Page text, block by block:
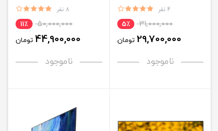
4 نفر
31,000,000 5٪
29,700,000 تومان
ناموجود
8 نفر
50,000,000 11٪
44,900,000 تومان
ناموجود